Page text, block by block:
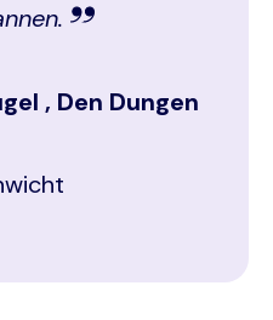
, Den Dungen